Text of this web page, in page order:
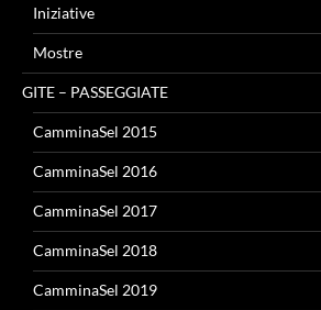
Iniziative
Mostre
GITE – PASSEGGIATE
CamminaSel 2015
CamminaSel 2016
CamminaSel 2017
CamminaSel 2018
CamminaSel 2019